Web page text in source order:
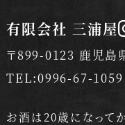
有限会社 三浦屋
〒899-0123 鹿児島
TEL:0996-67-
お酒は20歳になって